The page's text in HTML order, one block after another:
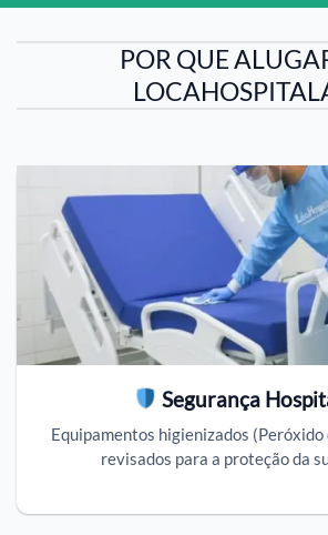
POR QUE
Segurança
Equipamentos higienizados
revisados para a proteção da